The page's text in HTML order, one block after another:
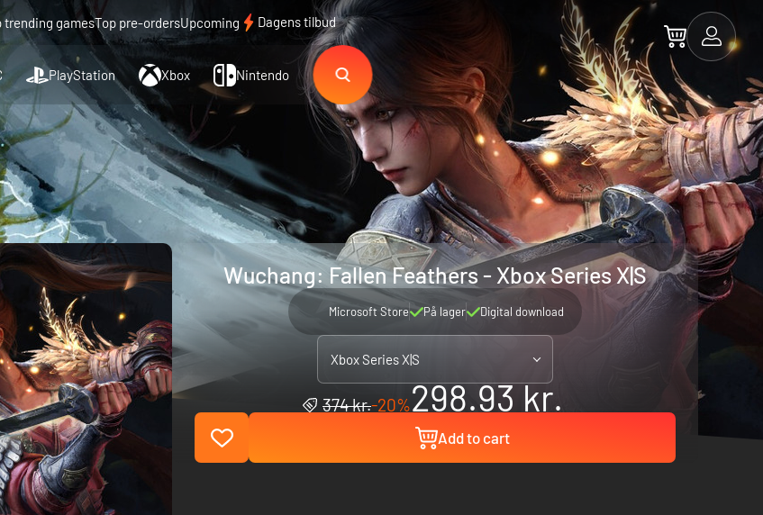
trending gamesTop pre-ordersUpcoming Dagens tilbud
PlayStation Xbox Nintendo
Wuchang: Fallen Feathers - Xbox Series X|S
Microsoft Store På lager Digital download
Xbox Series X|S
374 kr.-20%298.93 kr.
Add to cart